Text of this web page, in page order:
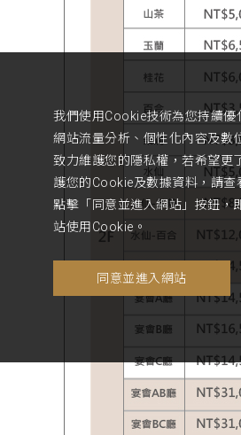
我們使用Cookie技術為您持續優
網站流量分析、個性化內容及數
致力維護您的隱私權，若希望更
護您的Cookie及數據資料，請查
點擊「同意並進入網站」按鈕，
站使用Cookie。
同意並進入網站